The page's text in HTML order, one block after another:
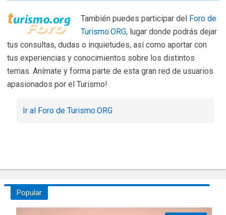
También puedes participar del Foro de
Turismo.ORG, lugar donde podrás dejar
tus consultas, dudas o inquietudes, así como aportar con
tus experiencias y conocimientos sobre los distintos
temas. Anímate y forma parte de esta gran red de usuarios
apasionados por el Turismo!
Ir al Foro de Turismo.ORG
Popular